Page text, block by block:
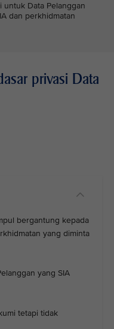
untuk Data Pelanggan
dan perkhidmatan
privasi Data
bergantung kepada
yang diminta
yang SIA
tetapi tidak